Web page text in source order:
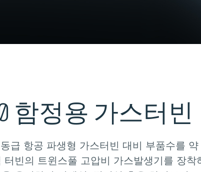
함정용 가스터빈
동급 항공 파생형 가스터빈 대비 부품수를 약
터빈의 트윈스풀 고압비 가스발생기를 장착